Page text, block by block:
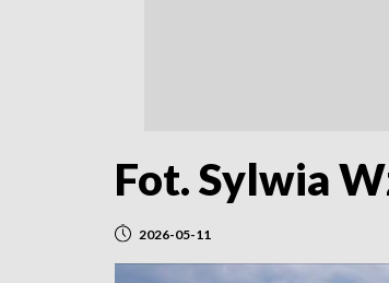
Fot. Sylwia
2026-05-11